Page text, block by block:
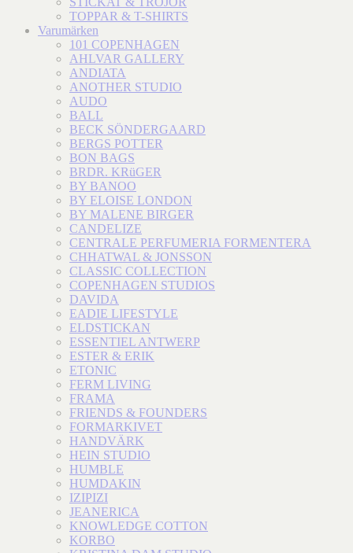
TOPPAR & T-SHIRTS
Varumärken
101 COPENHAGEN
AHLVAR GALLERY
ANDIATA
ANOTHER STUDIO
AUDO
BALL
BECK SÖNDERGAARD
BERGS POTTER
BON BAGS
BRDR. KRüGER
BY BANOO
BY ELOISE LONDON
BY MALENE BIRGER
CANDELIZE
CENTRALE PERFUMERIA FORMENTERA
CHHATWAL & JONSSON
CLASSIC COLLECTION
COPENHAGEN STUDIOS
DAVIDA
EADIE LIFESTYLE
ELDSTICKAN
ESSENTIEL ANTWERP
ESTER & ERIK
ETONIC
FERM LIVING
FRAMA
FRIENDS & FOUNDERS
FORMARKIVET
HANDVÄRK
HEIN STUDIO
HUMBLE
HUMDAKIN
IZIPIZI
JEANERICA
KNOWLEDGE COTTON
KORBO